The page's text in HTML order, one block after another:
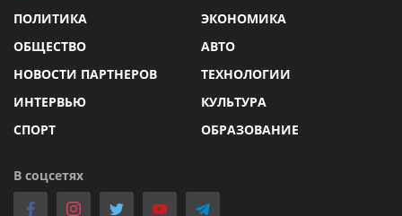
ПОЛИТИКА
ЭКОНОМИКА
ОБЩЕСТВО
АВТО
НОВОСТИ ПАРТНЕРОВ
ТЕХНОЛОГИИ
ИНТЕРВЬЮ
КУЛЬТУРА
СПОРТ
ОБРАЗОВАНИЕ
В соцсетях